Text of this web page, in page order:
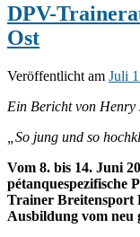
DPV-
Ost
Veröffentlicht am Juli
Ein Bericht von Henry
„So jung und so
Vom 8. bis 14. Juni
pétanquespezifische
Trainer Breitensport
Ausbildung vom neu